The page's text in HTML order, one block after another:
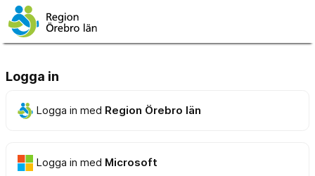
Logga in
Logga in med Region Örebro län
Logga in med Microsoft